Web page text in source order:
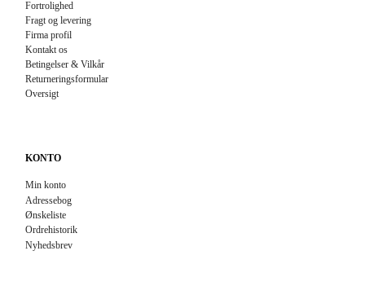
Fortrolighed
Fragt og levering
Firma profil
Kontakt os
Betingelser & Vilkår
Returneringsformular
Oversigt
KONTO
Min konto
Adressebog
Ønskeliste
Ordrehistorik
Nyhedsbrev